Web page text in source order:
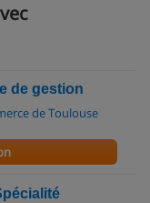
de gestion
de Toulouse